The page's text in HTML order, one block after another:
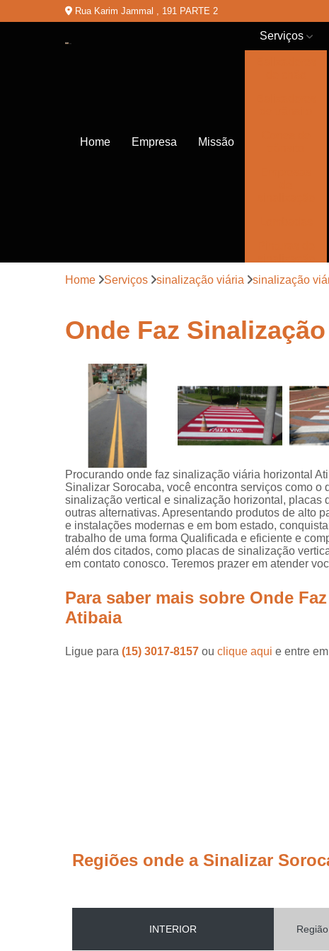
Rua Karim Jammal , 191 PARTE 2
Home Empresa Missão
Serviços
Placas de
segurança
Placas de
Sinalização
de obra
Sinalização
horizontal
Sinalização
viária
Sinalizações
verticais
Tachões
Home Serviços sinalização viária sinalização
Onde Faz
Procurando onde faz sinalização viária horizontal
Sinalizar Sorocaba, você encontra serviços como
sinalização vertical e sinalização horizontal,
outras alternativas. Apresentando produtos de alto
e instalações modernas e em bom estado,
trabalho de uma forma Qualificada e eficiente e
além dos citados, como placas de sinalização
em contato conosco. Teremos prazer em atender
Para saber mais sobre Onde
Atibaia
Ligue para (15) 3017-8157 ou clique aqui e entre
Regiões onde a Sinalizar
INTERIOR